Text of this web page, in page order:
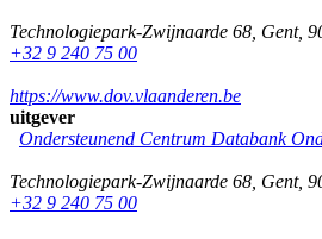
Technologiepark-Zwijnaarde 68 Gent,
+32 9 240 75 00
https://www.dov.vlaanderen.be
uitgever
Ondersteunend Centrum Databank
Technologiepark-Zwijnaarde 68 Gent,
+32 9 240 75 00